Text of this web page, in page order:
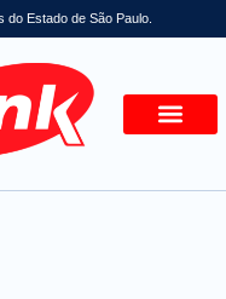
Estado de São Paulo.